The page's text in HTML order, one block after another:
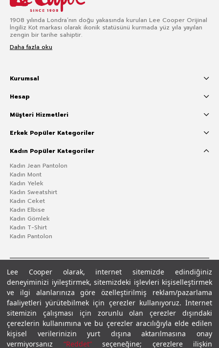
Lee Cooper olarak, internet sitemizde edindiğiniz
deneyiminizi iyileştirmek, sitemizdeki işlevleri kişiselleştirmek
ve ilgi alanlarınıza göre özelleştirilmiş reklam/pazarlama
faaliyetleri yürütebilmek için çerezler kullanıyoruz. İnternet
sitemizin çalışması için zorunlu olan çerezler dışındaki
çerezlerin kullanımına ve bu çerezler aracılığıyla elde edilen
kişisel verilerinizin yurt dışına aktarılmasına onay
vermiyorsanız “Reddet”seçeneğine; çerezlere ilişkin
1908 yılında Londra’nın doğu yakasında kurulan Lee Cooper Orijinal
İngiliz Kot markası olarak ikonik statüsünü kurmada yüz yıla yayılan
zengin bir tarihe sahiptir.
Daha fazla oku
Kurumsal
Hesap
Müşteri Hizmetleri
Erkek Popüler Kategoriler
Kadın Popüler Kategoriler
Kadın Jean Pantolon
Kadın Mont
Kadın Yelek
Kadın Sweatshirt
Kadın Ceket
Kadın Elbise
Kadın Gömlek
Kadın T-Shirt
Kadın Pantolon
Gizlilik PolitikasıÇerez Politikası KVKK Aydınlatma MetniŞartlar ve Koşullar
© 2026 Leecooper - Tüm Hakları Saklıdır.